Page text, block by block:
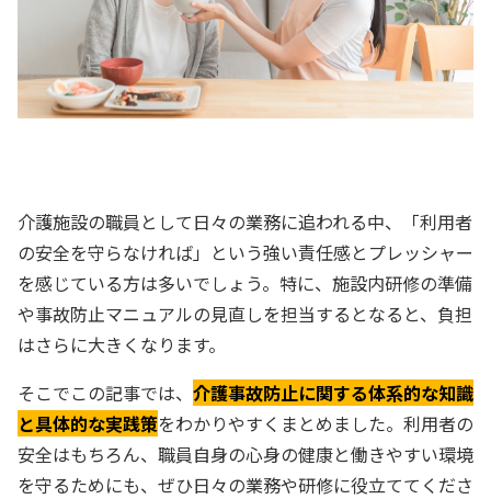
介護施設の職員として日々の業務に追われる中、「利用者
の安全を守らなければ」という強い責任感とプレッシャー
を感じている方は多いでしょう。特に、施設内研修の準備
や事故防止マニュアルの見直しを担当するとなると、負担
はさらに大きくなります。
そこでこの記事では、 介護事故防止に関する体系的な知識
と具体的な実践策をわかりやすくまとめました。利用者の
安全はもちろん、職員自身の心身の健康と働きやすい環境
を守るためにも、ぜひ日々の業務や研修に役立ててくださ